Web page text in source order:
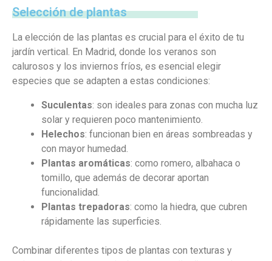
Selección de plantas
La elección de las plantas es crucial para el éxito de tu
jardín vertical. En Madrid, donde los veranos son
calurosos y los inviernos fríos, es esencial elegir
especies que se adapten a estas condiciones:
Suculentas: son ideales para zonas con mucha luz
solar y requieren poco mantenimiento.
Helechos: funcionan bien en áreas sombreadas y
con mayor humedad.
Plantas aromáticas: como romero, albahaca o
tomillo, que además de decorar aportan
funcionalidad.
Plantas trepadoras: como la hiedra, que cubren
rápidamente las superficies.
Combinar diferentes tipos de plantas con texturas y